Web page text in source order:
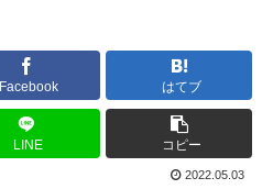
Facebook はてブ
LINE コピー
2022.05.03